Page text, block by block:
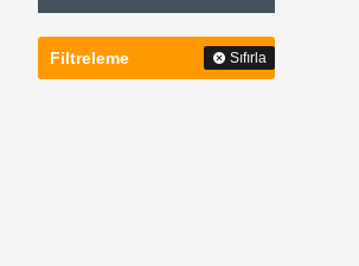
Filtreleme Sıfırla